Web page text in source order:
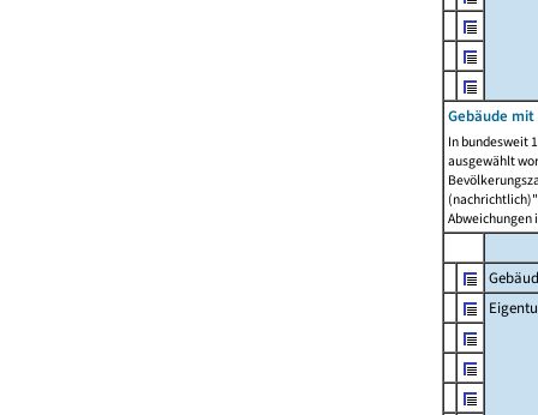
Gebäude
In bundesweit
ausgewählt
Abweichungen